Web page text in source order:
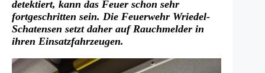
detektiert, kann das Feuer schon sehr
fortgeschritten sein. Die Feuerwehr Wriedel-
Schatensen setzt daher auf Rauchmelder in
ihren Einsatzfahrzeugen.